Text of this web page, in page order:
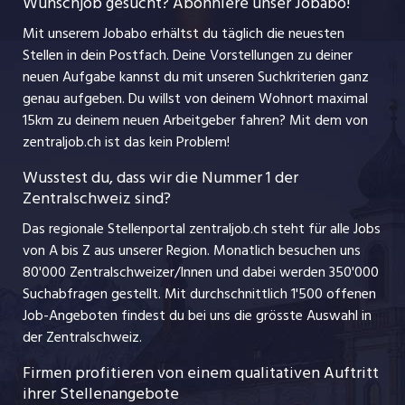
Praktika
Lehrstellen
Ferienjobs
Führungspositionen
Jobline
Nutzungsbedingungen
Impressum
jobbasel.ch
jobbern.ch
jobmittelland.ch
schaffu.ch (VS)
ajourjob.ch
Mit unserem Jobabo erhältst du täglich die neuesten
Stellen in dein Postfach. Deine Vorstellungen zu deiner
neuen Aufgabe kannst du mit unseren Suchkriterien ganz
genau aufgeben. Du willst von deinem Wohnort maximal
15km zu deinem neuen Arbeitgeber fahren? Mit demvon
zentraljob.ch ist das kein Problem!
Wusstest du, dass wir die Nummer 1 der
Zentralschweiz sind?
Das regionale Stellenportal zentraljob.ch steht für alle Jobs
von A bis Z aus unserer Region. Monatlich besuchen uns
80'000 Zentralschweizer/Innen und dabei werden 350'000
Suchabfragen gestellt. Mit durchschnittlich 1'500 offenen
Job-Angeboten findest du bei uns die grösste Auswahl in
der Zentralschweiz.
Firmen profitieren von einem qualitativen Auftritt
ihrer Stellenangebote